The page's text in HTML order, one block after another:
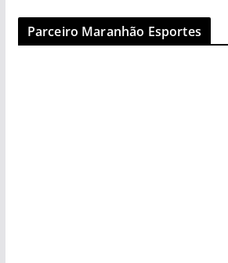
Parceiro Maranhão Esportes